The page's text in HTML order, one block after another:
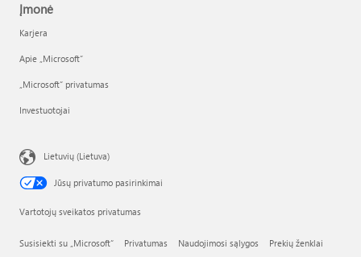
Įmonė
Karjera
Apie „Microsoft“
„Microsoft“ privatumas
Investuotojai
Lietuvių (Lietuva)
Jūsų privatumo pasirinkimai
Vartotojų sveikatos privatumas
Susisiekti su „Microsoft“ Privatumas Naudojimosi sąlygos Prekių ženklai